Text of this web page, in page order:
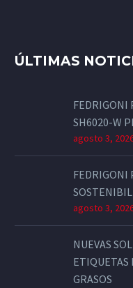
ÚLTIMAS
FEDRIGONI
SH6020-W
agosto 3,
FEDRIGONI
agosto 3,
NUEVAS
ETIQUETAS
GRASOS